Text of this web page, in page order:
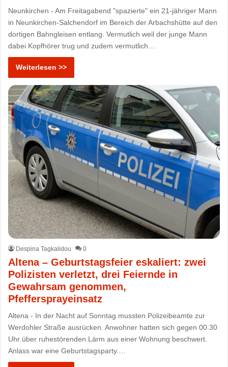
Neunkirchen - Am Freitagabend "spazierte" ein 21-jähriger Mann
in Neunkirchen-Salchendorf im Bereich der Arbachshütte auf den
dortigen Bahngleisen entlang. Vermutlich weil der junge Mann
dabei Kopfhörer trug und zudem vermutlich…
Weiterlesen >>
Despina Tagkalidou 0
Altena – Geburtstagsfeier eskaliert: zwei
Polizisten verletzt, drei Feiernde in
Gewahrsam genommen,
Pfeffersprayeinsatz
Altena - In der Nacht auf Sonntag mussten Polizeibeamte zur
Werdohler Straße ausrücken. Anwohner hatten sich gegen 00.30
Uhr über ruhestörenden Lärm aus einer Wohnung beschwert.
Anlass war eine Geburtstagsparty.…